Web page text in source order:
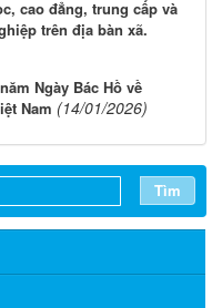
cao đẳng, trung cấp và
trên địa bàn xã.
Ngày Bác Hồ về
Nam (14/01/2026)
Tìm